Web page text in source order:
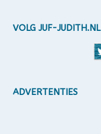
VOLG JUF-JUDITH.NL
ADVERTENTIES